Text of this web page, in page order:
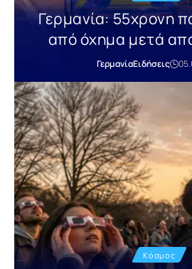
Γερμανία: 55χρονη
από όχημα μετά
ΓερμανίαΕιδήσεις
Κόσμος